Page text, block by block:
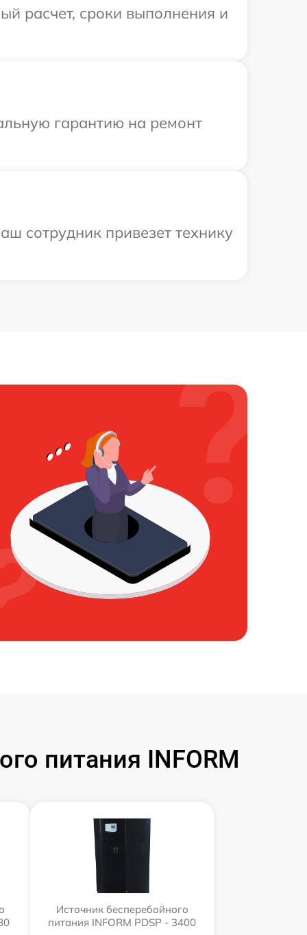
расчет, сроки выполнения и
гарантию на ремонт
сотрудник привезет технику
питания INFORM
Источник бесперебойного
питания INFORM PDSP - 3400